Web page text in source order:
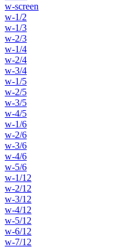
w-screen
w-1/2
w-1/3
w-2/3
w-1/4
w-2/4
w-3/4
w-1/5
w-2/5
w-3/5
w-4/5
w-1/6
w-2/6
w-3/6
w-4/6
w-5/6
w-1/12
w-2/12
w-3/12
w-4/12
w-5/12
w-6/12
w-7/12